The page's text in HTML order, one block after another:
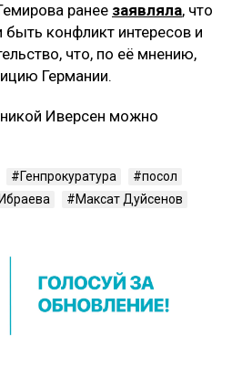
ранее заявляла, что
быть конфликт интересов и
что, по её мнению,
Германии.
Иверсен можно
Генпрокуратура
посол
Максат Дуйсенов